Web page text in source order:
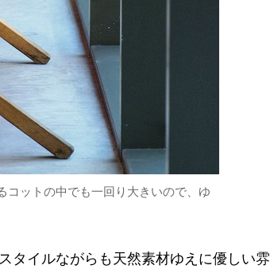
コットの中でも一回り大きいので、ゆ
タイルながらも天然素材ゆえに優しい雰